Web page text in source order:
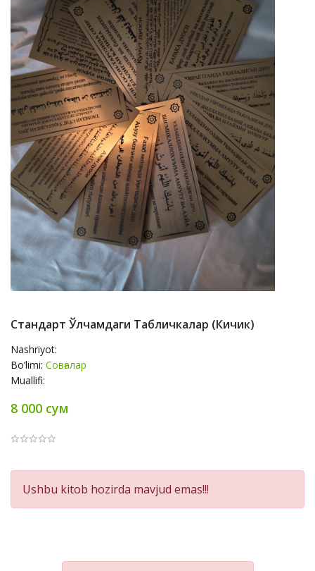
Стандарт Ўлчамдаги Табличкалар (кичик)
Nashriyot:
Bo‘limi: Совғалар
Muallifi:
8 000 сум
Product
Summery
Ushbu kitob hozirda mavjud emas!!!